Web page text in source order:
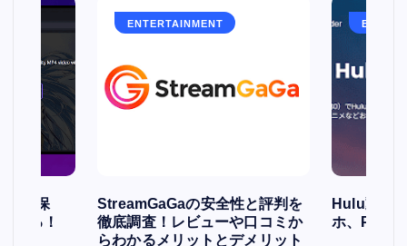
単に保
れる！
ENTERTAINMENT
StreamGaGaの安全性と評判を
徹底調査！レビューや口コミか
らわかるメリットとデメリット
Hulu動画
ホ、PCで